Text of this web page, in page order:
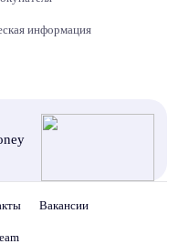
информация
Вакансии